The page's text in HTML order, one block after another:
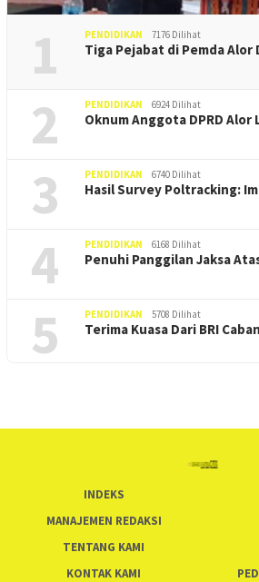
1 PENDIDIKAN 7176 Dilihat
Tiga Pejabat di Pemda
2 PENDIDIKAN 6924 Dilihat
Oknum Anggota DPRD
3 PENDIDIKAN 6740 Dilihat
Hasil Survey Poltracking:
4 PENDIDIKAN 6168 Dilihat
Penuhi Panggilan Jaksa
5 PENDIDIKAN 5708 Dilihat
Terima Kuasa Dari BRI
INDEKS
MANAJEMEN REDAKSI
TENTANG KAMI
KONTAK KAMI